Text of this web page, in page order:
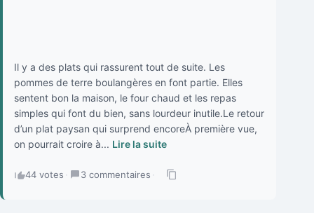
Il y a des plats qui rassurent tout de suite. Les
pommes de terre boulangères en font partie. Elles
sentent bon la maison, le four chaud et les repas
simples qui font du bien, sans lourdeur inutile.Le retour
d’un plat paysan qui surprend encoreÀ première vue,
on pourrait croire à... Lire la suite
44 votes · 3 commentaires ·